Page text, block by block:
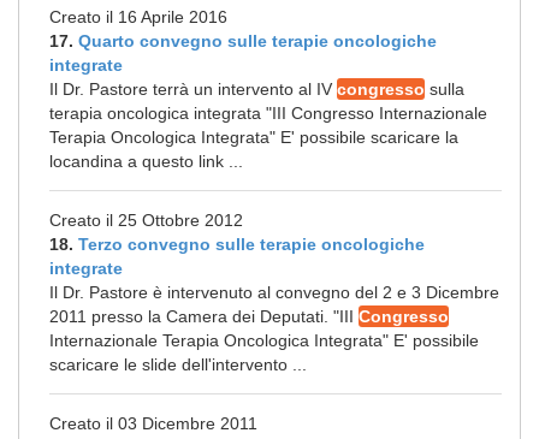
Creato il 16 Aprile 2016
17. Quarto convegno sulle terapie oncologiche
integrate
Il Dr. Pastore terrà un intervento al IV congresso sulla
terapia oncologica integrata "III Congresso Internazionale
Terapia Oncologica Integrata" E' possibile scaricare la
locandina a questo link ...
Creato il 25 Ottobre 2012
18. Terzo convegno sulle terapie oncologiche
integrate
Il Dr. Pastore è intervenuto al convegno del 2 e 3 Dicembre
2011 presso la Camera dei Deputati. "III Congresso
Internazionale Terapia Oncologica Integrata" E' possibile
scaricare le slide dell'intervento ...
Creato il 03 Dicembre 2011